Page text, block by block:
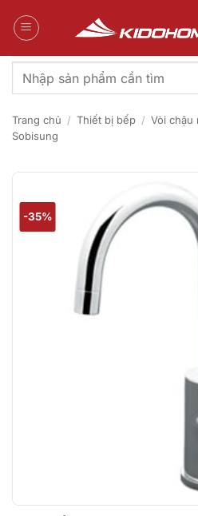
qua
Tìm
kiếm:
Trang chủ / Thiết bị bếp / Vòi chậu
Sobisung
-35%